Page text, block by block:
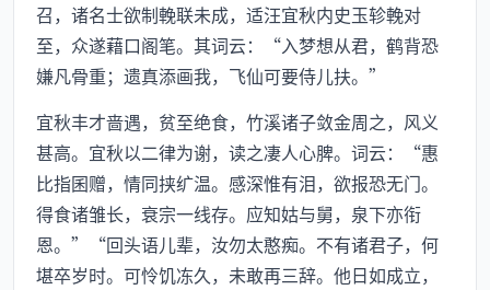
召，诸名士欲制輓联未成，适汪宜秋内史玉轸輓对
至，众遂藉口阁笔。其词云：“入梦想从君，鹤背恐
嫌凡骨重；遗真添画我，飞仙可要侍儿扶。”
宜秋丰才啬遇，贫至绝食，竹溪诸子敛金周之，风义
甚高。宜秋以二律为谢，读之凄人心脾。词云：“惠
比指囷赠，情同挟纩温。感深惟有泪，欲报恐无门。
得食诸雏长，衰宗一线存。应知姑与舅，泉下亦衔
恩。”“回头语儿辈，汝勿太憨痴。不有诸君子，何
堪卒岁时。可怜饥冻久，未敢再三辞。他日如成立，